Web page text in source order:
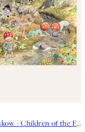
Elsa Beskow - Children of the Forest No2 Plakat